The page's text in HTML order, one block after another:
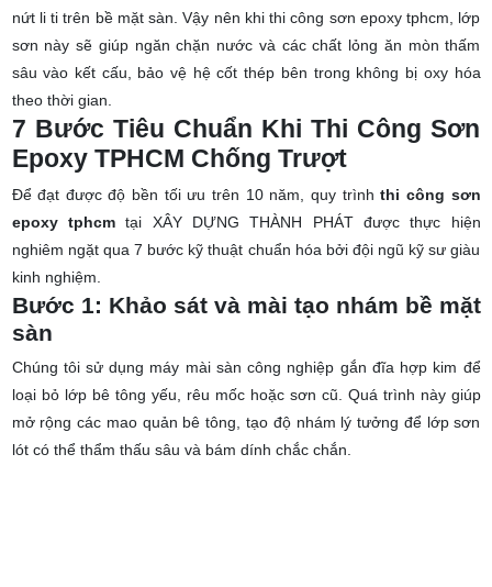
nứt li ti trên bề mặt sàn. Vậy nên khi thi công sơn epoxy tphcm, lớp
sơn này sẽ giúp ngăn chặn nước và các chất lỏng ăn mòn thấm
sâu vào kết cấu, bảo vệ hệ cốt thép bên trong không bị oxy hóa
theo thời gian.
7 Bước Tiêu Chuẩn Khi Thi Công Sơn
Epoxy TPHCM Chống Trượt
Để đạt được độ bền tối ưu trên 10 năm, quy trìnhthi công sơn
epoxy tphcmtại XÂY DỰNG THÀNH PHÁT được thực hiện
nghiêm ngặt qua 7 bước kỹ thuật chuẩn hóa bởi đội ngũ kỹ sư giàu
kinh nghiệm.
Bước 1: Khảo sát và mài tạo nhám bề mặt
sàn
Chúng tôi sử dụng máy mài sàn công nghiệp gắn đĩa hợp kim để
loại bỏ lớp bê tông yếu, rêu mốc hoặc sơn cũ. Quá trình này giúp
mở rộng các mao quản bê tông, tạo độ nhám lý tưởng để lớp sơn
lót có thể thẩm thấu sâu và bám dính chắc chắn.